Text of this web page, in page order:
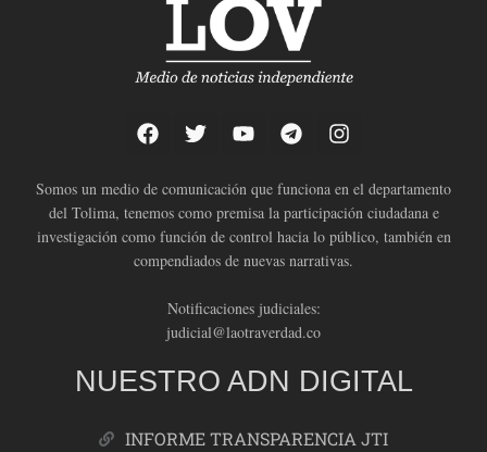
Somos un medio de comunicación que funciona en el departamento
del Tolima, tenemos como premisa la participación ciudadana e
investigación como función de control hacia lo público, también en
compendiados de nuevas narrativas.
Notificaciones judiciales:
judicial@laotraverdad.co
NUESTRO ADN DIGITAL
INFORME TRANSPARENCIA JTI